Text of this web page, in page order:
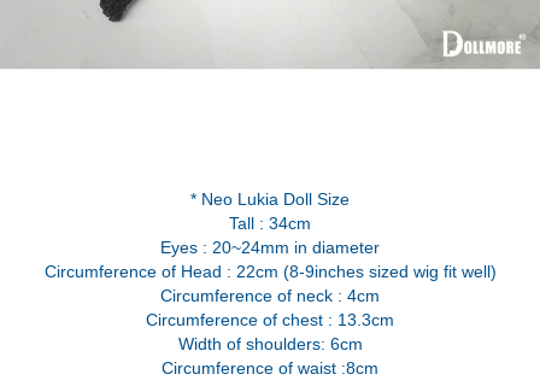
* Neo Lukia Doll Size
Tall : 34cm
Eyes : 20~24mm in diameter
Circumference of Head : 22cm (8-9inches sized wig fit well)
Circumference of neck : 4cm
Circumference of chest : 13.3cm
Width of shoulders: 6cm
Circumference of waist :8cm